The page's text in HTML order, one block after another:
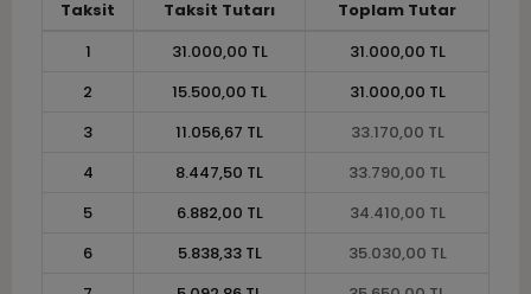
Taksit Taksit Tutarı
Toplam Tutar
1
31.000,00 TL
31.000,00 TL
2
15.500,00 TL
31.000,00 TL
3
11.056,67 TL
33.170,00 TL
4
8.447,50 TL
33.790,00 TL
5
6.882,00 TL
34.410,00 TL
6
5.838,33 TL
35.030,00 TL